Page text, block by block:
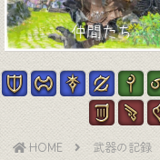
仲間たち
HOME 武器の記録